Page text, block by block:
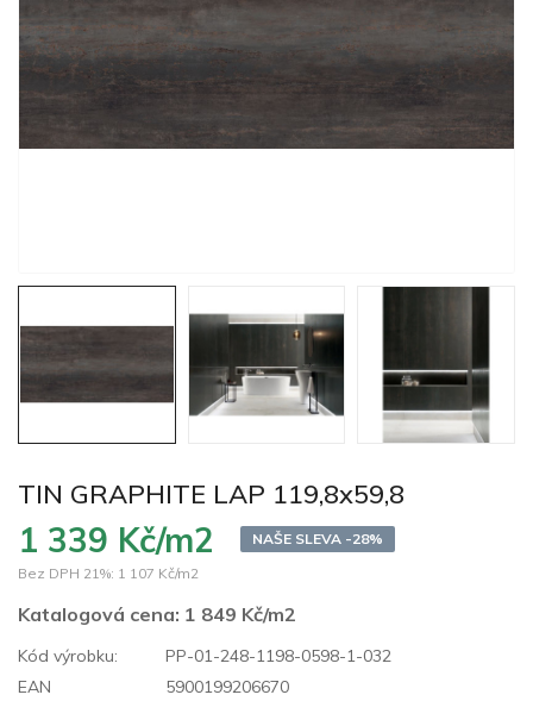
TIN GRAPHITE LAP 119,8x59,8
1 339 Kč/m2
NAŠE SLEVA -28%
Bez DPH 21%: 1 107 Kč/m2
Katalogová cena: 1 849 Kč/m2
Kód výrobku:
PP-01-248-1198-0598-1-032
EAN
5900199206670